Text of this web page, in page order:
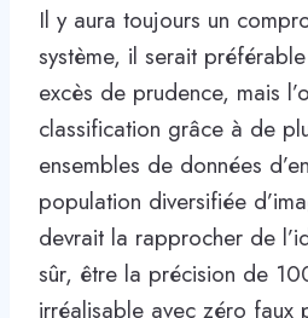
Il y aura toujours un
système, il serait
excès de prudence, mais
classification grâce à de
ensembles de données
population diversifiée
devrait la rapprocher de
sûr, être la précision de
irréalisable avec zéro faux